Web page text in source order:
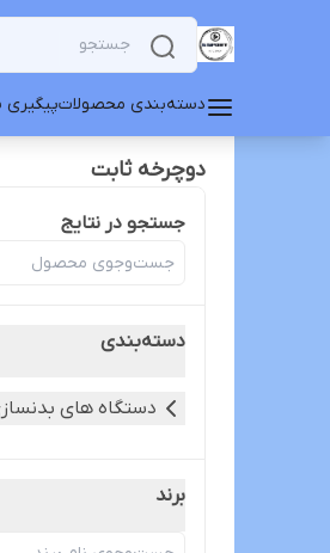
دسته‌بندی محصولات
دوچرخه ثابت
جستجو در نتایج
دسته‌بندی
دستگاه های
برند